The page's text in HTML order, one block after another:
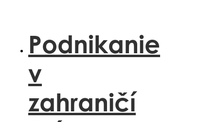
Podnikanie
v
zahraničí